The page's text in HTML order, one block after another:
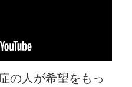
の人が希望をもっ